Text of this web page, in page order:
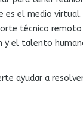
el medio virtual.
técnico remoto
y el talento
ayudar a